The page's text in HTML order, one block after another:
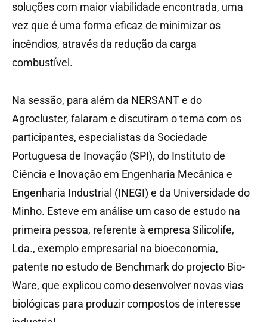
soluções com maior viabilidade encontrada, uma
vez que é uma forma eficaz de minimizar os
incêndios, através da redução da carga
combustível.
Na sessão, para além da NERSANT e do
Agrocluster, falaram e discutiram o tema com os
participantes, especialistas da Sociedade
Portuguesa de Inovação (SPI), do Instituto de
Ciência e Inovação em Engenharia Mecânica e
Engenharia Industrial (INEGI) e da Universidade do
Minho. Esteve em análise um caso de estudo na
primeira pessoa, referente à empresa Silicolife,
Lda., exemplo empresarial na bioeconomia,
patente no estudo de Benchmark do projecto Bio-
Ware, que explicou como desenvolver novas vias
biológicas para produzir compostos de interesse